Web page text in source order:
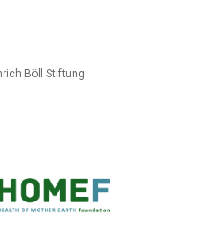
Böll Stiftung